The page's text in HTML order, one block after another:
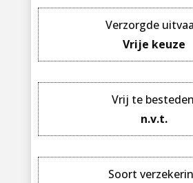
Verzorgde
Vrije keuze
Vrij te besteden
n.v.t.
Soort